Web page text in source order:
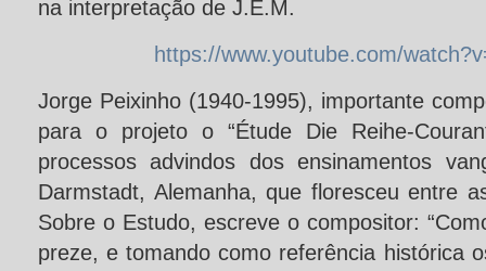
na interpretação de J.E.M.
https://www.youtube.com/
Jorge Peixinho (1940-1995), importante
para o projeto o “Étude Die Reihe-
processos advindos dos ensinamentos
Darmstadt, Alemanha, que floresceu entre
Sobre o Estudo, escreve o compositor:
preze, e tomando como referência histórica